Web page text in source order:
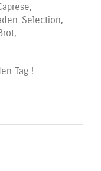
Selection,
Tag !